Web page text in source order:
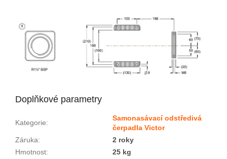
Doplňkové parametry
Kategorie:
Samonasávací odstředivá
čerpadla Victor
Záruka:
2 roky
Hmotnost:
25 kg